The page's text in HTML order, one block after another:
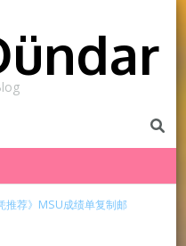
推荐》MSU成绩单复制邮